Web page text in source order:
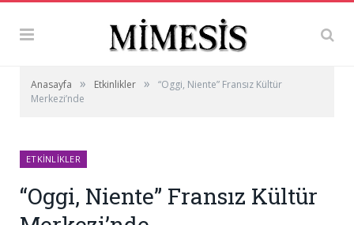
Anasayfa » Etkinlikler »
“Oggi, Niente” Fransız Kültür
Merkezi’nde
ETKINLIKLER
“Oggi, Niente” Fransız Kültür